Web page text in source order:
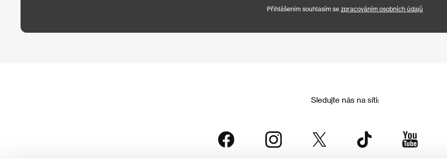
Přihlášením souhlasím se zpracováním osobních údajů
Sledujte nás na síti: